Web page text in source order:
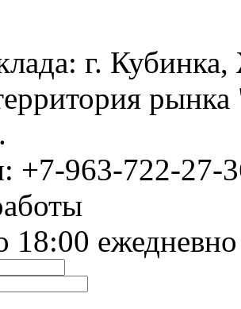
г.
+7-963-722-27-
18:00 ежедневно